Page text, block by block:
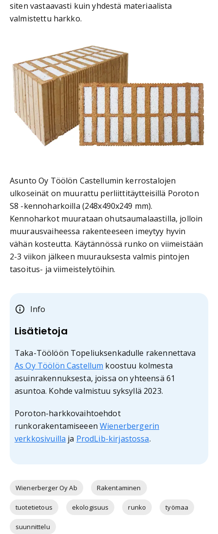
siten vastaavasti kuin yhdestä materiaalista
valmistettu harkko.
Asunto Oy Töölön Castellumin kerrostalojen
ulkoseinät on muurattu perliittitäytteisillä Poroton
S8 -kennoharkoilla (248x490x249 mm).
Kennoharkot muurataan ohutsaumalaastilla, jolloin
muurausvaiheessa rakenteeseen imeytyy hyvin
vähän kosteutta. Käytännössä runko on viimeistään
2-3 viikon jälkeen muurauksesta valmis pintojen
tasoitus- ja viimeistelytöihin.
Info
Lisätietoja
Taka-Töölöön Topeliuksenkadulle rakennettava
As Oy Töölön Castellum koostuu kolmesta
asuinrakennuksesta, joissa on yhteensä 61
asuntoa. Kohde valmistuu syksyllä 2023.
Poroton-harkkovaihtoehdot
runkorakentamiseeen Wienerbergerin
verkkosivuilla ja ProdLib-kirjastossa.
Wienerberger Oy Ab Rakentaminen
tuotetietous ekologisuus runko työmaa
suunnittelu